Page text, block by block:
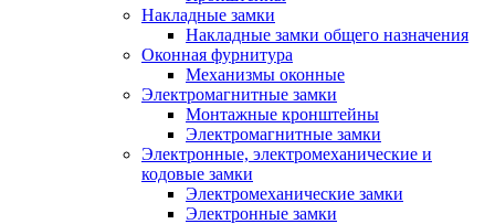
Накладные замки
Накладные замки общего назначения
Оконная фурнитура
Механизмы оконные
Электромагнитные замки
Монтажные кронштейны
Электромагнитные замки
Электронные, электромеханические и
кодовые замки
Электромеханические замки
Электронные замки